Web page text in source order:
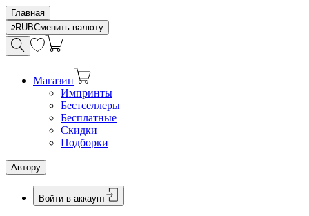
Главная
RUBСменить валюту
Магазин
Импринты
Бестселлеры
Бесплатные
Скидки
Подборки
Автору
Войти в аккаунт